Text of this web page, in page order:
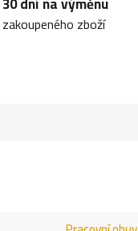
zakoupeného zboží